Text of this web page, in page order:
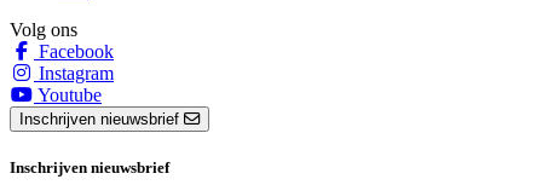
Volg ons
Facebook
Instagram
Youtube
Inschrijven nieuwsbrief
Inschrijven nieuwsbrief